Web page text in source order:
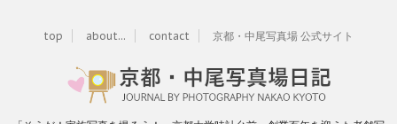
top about... contact 京都・中尾写真場 公式サイト